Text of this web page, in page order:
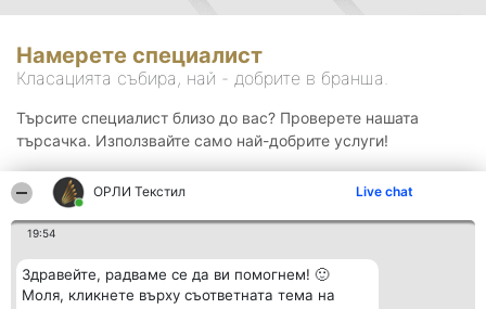
ОРЛИ Текстил Live chat
19:54
Здравейте, радваме се да ви помогнем! 🙂
Моля, кликнете върху съответната тема на
Намерете специалист
Класацията събира, най - добрите в бранша.
Търсите специалист близо до вас? Проверете нашата
търсачка. Използвайте само най-добрите услуги!